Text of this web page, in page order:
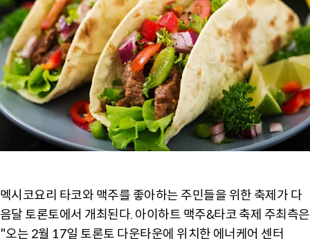
멕시코요리 타코와 맥주를 좋아하는 주민들을 위한 축제가 다
음달 토론토에서 개최된다. 아이하트 맥주&타코 축제 주최측은
"오는 2월 17일 토론토 다운타운에 위치한 에너케어 센터